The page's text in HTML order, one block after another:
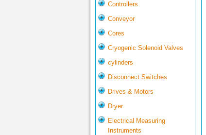
Controllers
Conveyor
Cores
Cryogenic Solenoid Valves
cylinders
Disconnect Switches
Drives & Motors
Dryer
Electrical Measuring
Instruments